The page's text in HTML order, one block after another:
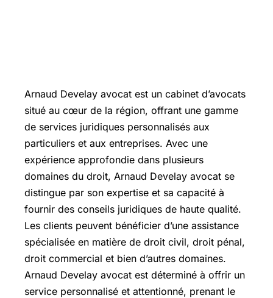
Arnaud Develay avocat est un cabinet d’avocats
situé au cœur de la région, offrant une gamme
de services juridiques personnalisés aux
particuliers et aux entreprises. Avec une
expérience approfondie dans plusieurs
domaines du droit, Arnaud Develay avocat se
distingue par son expertise et sa capacité à
fournir des conseils juridiques de haute qualité.
Les clients peuvent bénéficier d’une assistance
spécialisée en matière de droit civil, droit pénal,
droit commercial et bien d’autres domaines.
Arnaud Develay avocat est déterminé à offrir un
service personnalisé et attentionné, prenant le